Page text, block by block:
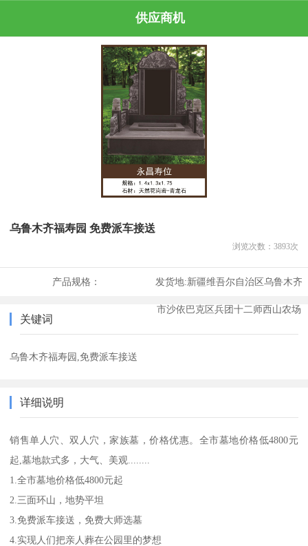
供应商机
乌鲁木齐福寿园 免费派车接送
浏览次数： 3893次
产品规格： 发货地:新疆维吾尔自治区乌鲁木齐
市沙依巴克区兵团十二师西山农场
关键词
乌鲁木齐福寿园,免费派车接送
详细说明
销售单人穴、双人穴，家族墓，价格优惠。全市墓地价格低4800元
起,墓地款式多，大气、美观........
1.全市墓地价格低4800元起
2.三面环山，地势平坦
3.免费派车接送，免费大师选墓
4.实现人们把亲人葬在公园里的梦想